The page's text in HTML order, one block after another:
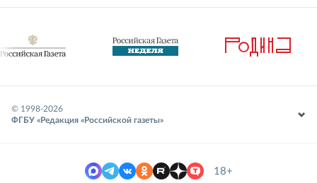
© 1998-2026
ФГБУ «Редакция «Российской газеты»
18+